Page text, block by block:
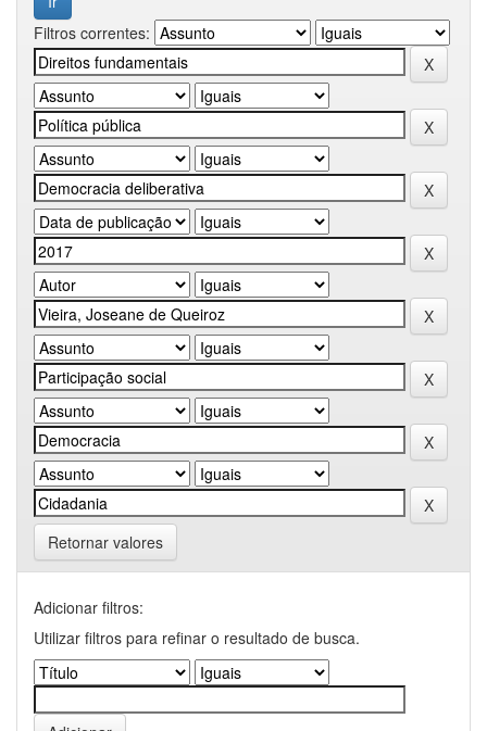
Filtros correntes:
Retornar valores
Adicionar filtros:
Utilizar filtros para refinar o resultado de busca.